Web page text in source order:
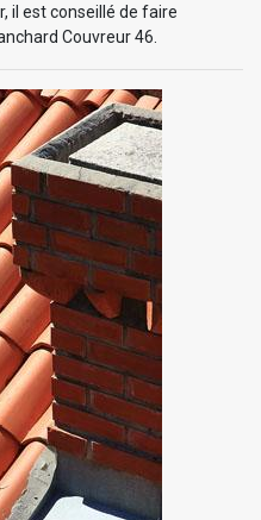
il est conseillé de faire
Couvreur 46.